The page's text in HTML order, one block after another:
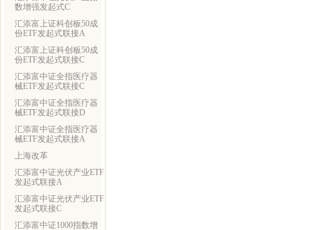
数增强发起式C
汇添富上证科创板50成
份ETF发起式联接A
汇添富上证科创板50成
份ETF发起式联接C
汇添富中证全指医疗器
械ETF发起式联接C
汇添富中证全指医疗器
械ETF发起式联接D
汇添富中证全指医疗器
械ETF发起式联接A
上海改革
汇添富中证光伏产业ETF
发起式联接A
汇添富中证光伏产业ETF
发起式联接C
汇添富中证1000指数增